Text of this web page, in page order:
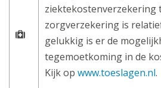
ziektekostenverzekering
zorgverzekering is
gelukkig is er de
tegemoetkoming in de
Kijk op www.toeslagen.nl.